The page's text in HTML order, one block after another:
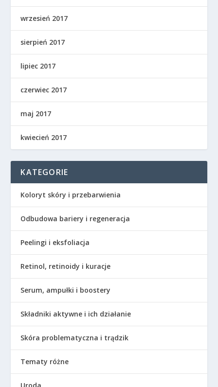
wrzesień 2017
sierpień 2017
lipiec 2017
czerwiec 2017
maj 2017
kwiecień 2017
KATEGORIE
Koloryt skóry i przebarwienia
Odbudowa bariery i regeneracja
Peelingi i eksfoliacja
Retinol, retinoidy i kuracje
Serum, ampułki i boostery
Składniki aktywne i ich działanie
Skóra problematyczna i trądzik
Tematy różne